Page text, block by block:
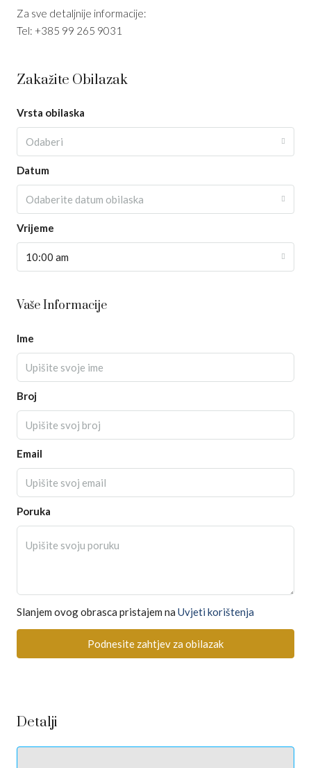
Za sve detaljnije informacije:
Tel: +385 99 265 9031
Zakažite Obilazak
Vrsta obilaska
Odaberi
Datum
Odaberite datum obilaska
Vrijeme
10:00 am
Vaše Informacije
Ime
Broj
Email
Poruka
Slanjem ovog obrasca pristajem na Uvjeti korištenja
Podnesite zahtjev za obilazak
Detalji